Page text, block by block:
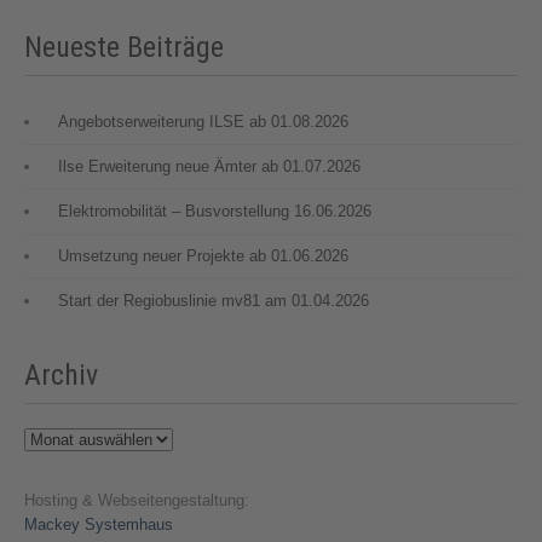
Neueste Beiträge
Angebotserweiterung ILSE ab 01.08.2026
Ilse Erweiterung neue Ämter ab 01.07.2026
Elektromobilität – Busvorstellung 16.06.2026
Umsetzung neuer Projekte ab 01.06.2026
Start der Regiobuslinie mv81 am 01.04.2026
Archiv
Archiv
Hosting & Webseitengestaltung:
Mackey Systemhaus